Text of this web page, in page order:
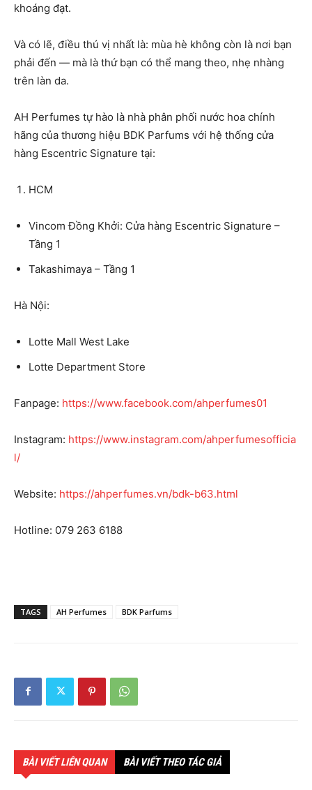
khoáng đạt.
Và có lẽ, điều thú vị nhất là: mùa hè không còn là nơi bạn
phải đến — mà là thứ bạn có thể mang theo, nhẹ nhàng
trên làn da.
AH Perfumes tự hào là nhà phân phối nước hoa chính
hãng của thương hiệu BDK Parfums với hệ thống cửa
hàng Escentric Signature tại:
HCM
Vincom Đồng Khởi: Cửa hàng Escentric Signature –
Tầng 1
Takashimaya – Tầng 1
Hà Nội:
Lotte Mall West Lake
Lotte Department Store
Fanpage: https://www.facebook.com/ahperfumes01
Instagram: https://www.instagram.com/ahperfumesofficia
l/
Website: https://ahperfumes.vn/bdk-b63.html
Hotline: 079 263 6188
TAGS AH Perfumes BDK Parfums
BÀI VIẾT LIÊN QUAN BÀI VIẾT THEO TÁC GIẢ